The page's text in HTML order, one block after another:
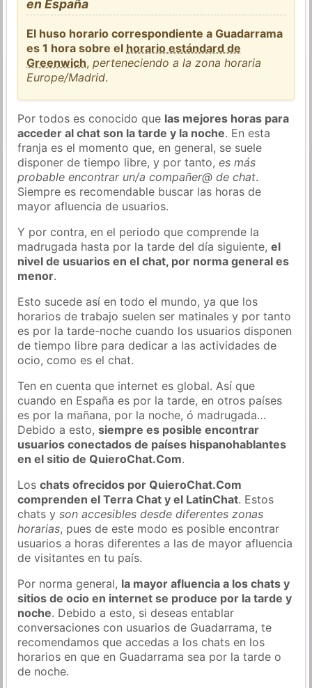
en España
El huso horario correspondiente a Guadarrama
es 1 hora sobre el horario estándard de
Greenwich,perteneciendo a la zona horaria
Europe/Madrid.
Por todos es conocido que las mejores horas para
acceder al chat son la tarde y la noche. En esta
franja es el momento que, en general, se suele
disponer de tiempo libre, y por tanto,es más
probable encontrar un/a compañer@ de chat.
Siempre es recomendable buscar las horas de
mayor afluencia de usuarios.
Y por contra, en el periodo que comprende la
madrugada hasta por la tarde del día siguiente,el
nivel de usuarios en el chat, por norma general es
menor.
Esto sucede así en todo el mundo, ya que los
horarios de trabajo suelen ser matinales y por tanto
es por la tarde-noche cuando los usuarios disponen
de tiempo libre para dedicar a las actividades de
ocio, como es el chat.
Ten en cuenta que internet es global. Así que
cuando en España es por la tarde, en otros países
es por la mañana, por la noche, ó madrugada…
Debido a esto,siempre es posible encontrar
usuarios conectados de países hispanohablantes
en el sitio de QuieroChat.Com.
Loschats ofrecidos por QuieroChat.Com
comprenden el Terra Chat y el LatinChat. Estos
chats yson accesibles desde diferentes zonas
horarias, pues de este modo es posible encontrar
usuarios a horas diferentes a las de mayor afluencia
de visitantes en tu país.
Por norma general, la mayor afluencia a los chats y
sitios de ocio en internet se produce por la tarde y
noche. Debido a esto, si deseas entablar
conversaciones con usuarios de Guadarrama, te
recomendamos que accedas a los chats en los
horarios en que en Guadarrama sea por la tarde o
de noche.